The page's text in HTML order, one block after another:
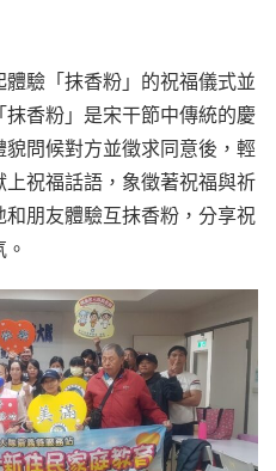
驗「抹香粉」的祝福儀式並
香粉」是宋干節中傳統的慶
問候對方並徵求同意後，輕
祝福話語，象徵著祝福與祈
朋友體驗互抹香粉，分享祝